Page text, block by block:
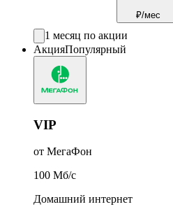
₽/мес
1 месяц по акции
АкцияПопулярный
VIP
от МегаФон
100 Мб/c
Домашний интернет